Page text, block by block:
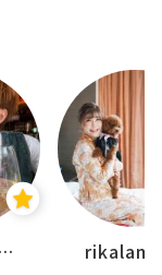
思思賢 ChillMyBabe